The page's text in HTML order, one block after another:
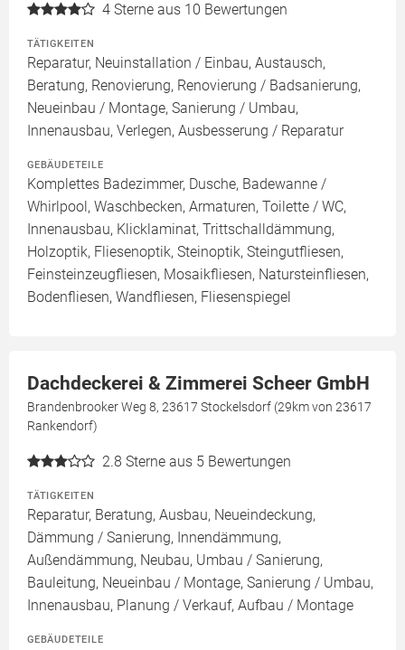
4 Sterne aus 10 Bewertungen
TÄTIGKEITEN
Reparatur, Neuinstallation / Einbau, Austausch,
Beratung, Renovierung, Renovierung / Badsanierung,
Neueinbau / Montage, Sanierung / Umbau,
Innenausbau, Verlegen, Ausbesserung / Reparatur
GEBÄUDETEILE
Komplettes Badezimmer, Dusche, Badewanne /
Whirlpool, Waschbecken, Armaturen, Toilette / WC,
Innenausbau, Klicklaminat, Trittschalldämmung,
Holzoptik, Fliesenoptik, Steinoptik, Steingutfliesen,
Feinsteinzeugfliesen, Mosaikfliesen, Natursteinfliesen,
Bodenfliesen, Wandfliesen, Fliesenspiegel
Dachdeckerei & Zimmerei Scheer GmbH
Brandenbrooker Weg 8, 23617 Stockelsdorf (29km von 23617
Rankendorf)
2.8 Sterne aus 5 Bewertungen
TÄTIGKEITEN
Reparatur, Beratung, Ausbau, Neueindeckung,
Dämmung / Sanierung, Innendämmung,
Außendämmung, Neubau, Umbau / Sanierung,
Bauleitung, Neueinbau / Montage, Sanierung / Umbau,
Innenausbau, Planung / Verkauf, Aufbau / Montage
GEBÄUDETEILE